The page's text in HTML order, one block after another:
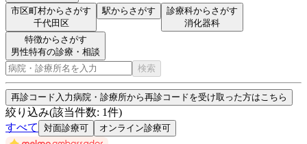
市区町村からさがす
千代田区
駅からさがす
診療科からさがす
消化器科
特徴からさがす
男性特有の診療・相談
検索
再診コード入力病院・診療所から再診コードを受け取った方はこちら
絞り込み(該当件数: 1件)
すべて
対面診療可 オンライン診療可